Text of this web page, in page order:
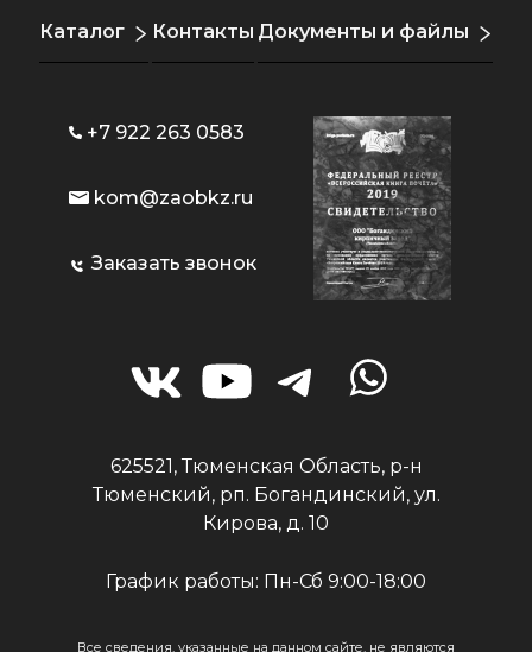
Каталог Контакты Документы и файлы
+7 922 263 0583
kom@zaobkz.ru
Заказать звонок
625521, Тюменская Область, р-н
Тюменский, рп. Богандинский, ул.
Кирова, д. 10
График работы: Пн-Сб 9:00-18:00
Все сведения, указанные на данном сайте, не являются